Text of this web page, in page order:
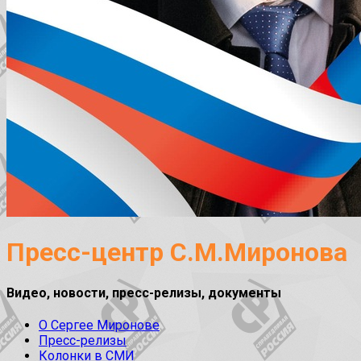
Пресс-центр С.М.Миронова
Видео, новости, пресс-релизы, документы
О Сергее Миронове
Пресс-релизы
Колонки в СМИ